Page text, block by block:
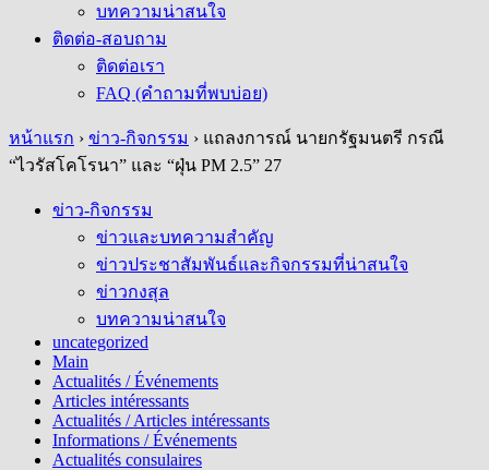
บทความน่าสนใจ
ติดต่อ-สอบถาม
ติดต่อเรา
FAQ (คำถามที่พบบ่อย)
หน้าแรก › ข่าว-กิจกรรม › แถลงการณ์ นายกรัฐมนตรี กรณี
“ไวรัสโคโรนา” และ “ฝุ่น PM 2.5” 27
ข่าว-กิจกรรม
ข่าวและบทความสำคัญ
ข่าวประชาสัมพันธ์และกิจกรรมที่น่าสนใจ
ข่าวกงสุล
บทความน่าสนใจ
uncategorized
Main
Actualités / Événements
Articles intéressants
Actualités / Articles intéressants
Informations / Événements
Actualités consulaires